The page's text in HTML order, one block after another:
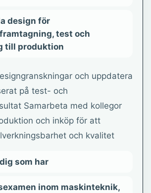
design för
test och
till produktion
och uppdatera
på test- och
Samarbeta med kollegor
och inköp för att
och kvalitet
som har
inom maskinteknik,